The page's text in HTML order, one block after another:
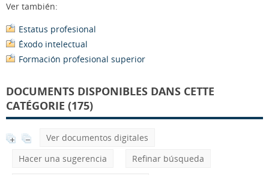
Ver también:
Estatus profesional
Éxodo intelectual
Formación profesional superior
DOCUMENTS DISPONIBLES DANS CETTE
CATÉGORIE (175)
Ver documentos digitales
Hacer una sugerencia
Refinar búsqueda